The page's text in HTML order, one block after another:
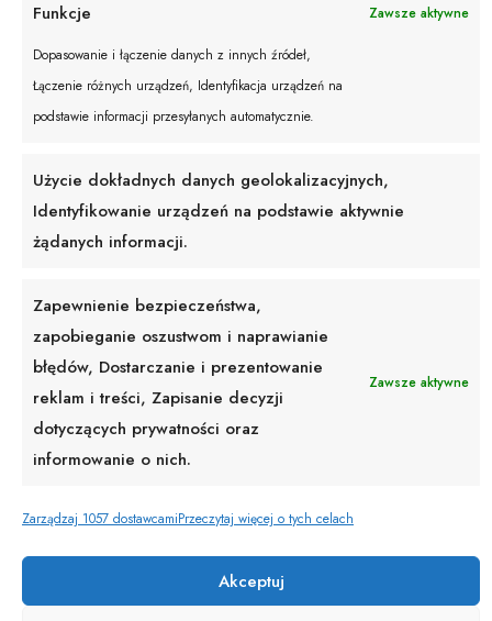
Funkcje Zawsze aktywne
Dopasowanie i łączenie danych z innych źródeł,
Łączenie różnych urządzeń, Identyfikacja urządzeń na
podstawie informacji przesyłanych automatycznie.
Użycie dokładnych danych geolokalizacyjnych,
Identyfikowanie urządzeń na podstawie aktywnie
żądanych informacji.
Zapewnienie bezpieczeństwa,
zapobieganie oszustwom i naprawianie
błędów, Dostarczanie i prezentowanie
reklam i treści, Zapisanie decyzji
dotyczących prywatności oraz
informowanie o nich.
Zawsze aktywne
Zarządzaj 1057 dostawcamiPrzeczytaj więcej o tych celach
Akceptuj
Bluzka Alis Czekolada
119,00zł
Bluzka koronkowa z wiązaniem
biała
229,00
© BUTIK ANELL 2025